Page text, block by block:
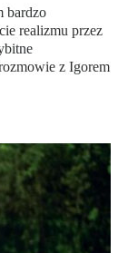
bardzo
realizmu przez
z Igorem